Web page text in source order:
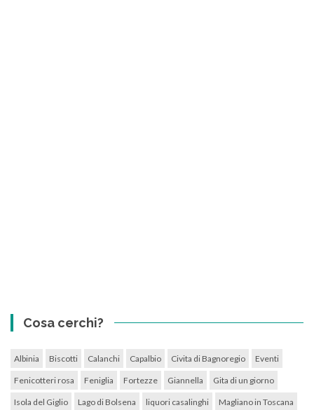
Cosa cerchi?
Albinia Biscotti Calanchi Capalbio Civita di Bagnoregio Eventi
Fenicotteri rosa Feniglia Fortezze Giannella Gita di un giorno
Isola del Giglio Lago di Bolsena liquori casalinghi Magliano in Toscana